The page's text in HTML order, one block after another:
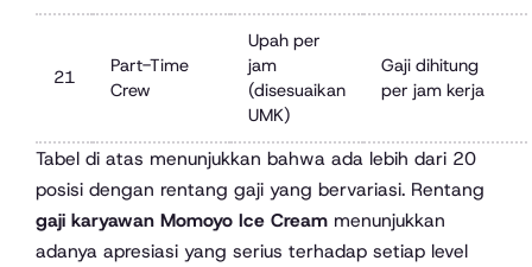
21
Part-Time
Crew
Upah per
jam
(disesuaikan
UMK)
Gaji dihitung
per jam kerja
Tabel di atas menunjukkan bahwa ada lebih dari 20
posisi dengan rentang gaji yang bervariasi. Rentang
gaji karyawan Momoyo Ice Cream menunjukkan
adanya apresiasi yang serius terhadap setiap level